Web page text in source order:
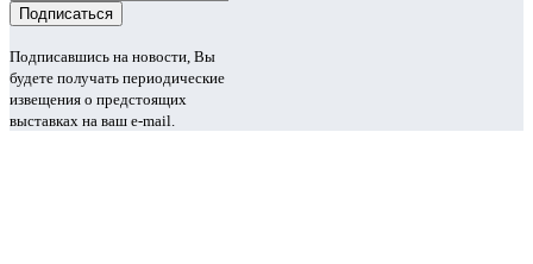
Подписавшись на новости, Вы
будете получать периодические
извещения о предстоящих
выставках на ваш e-mail.